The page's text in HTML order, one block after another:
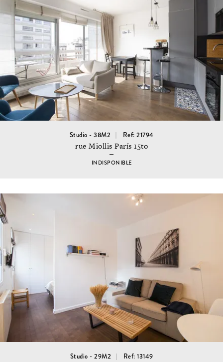
Studio - 38M2 Ref: 21794
rue Miollis París 15to
INDISPONIBLE
Studio - 29M2 Ref: 13149